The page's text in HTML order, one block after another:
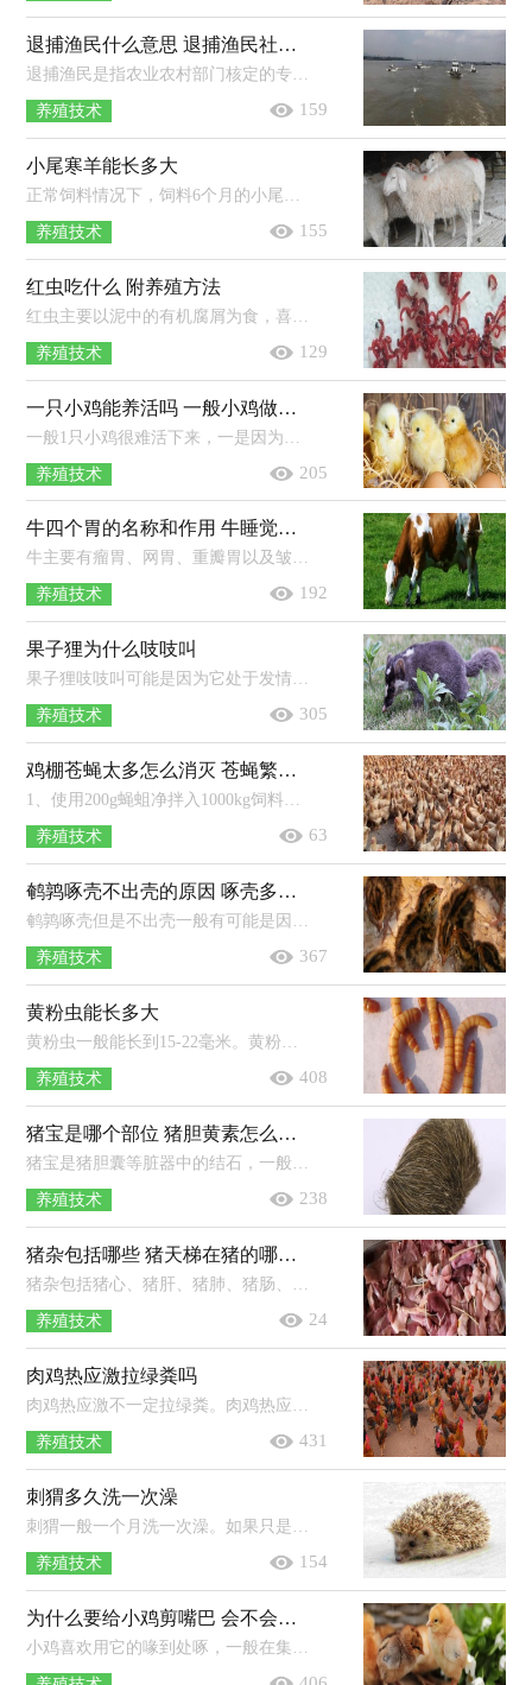
退捕渔民什么意思 退捕渔民社会保障实施办法
养殖技术 159
小尾寒羊能长多大
养殖技术 155
红虫吃什么 附养殖方法
养殖技术 129
一只小鸡能养活吗 一般小鸡做几次疫苗
养殖技术 205
牛四个胃的名称和作用 牛睡觉是怎么睡的
牛主要有瘤胃、网胃、重瓣胃以及皱胃这4个胃，每个胃的作用也各有不同，瘤胃是反刍动物特有的消化器官，一般牛绝大部分所食入的饲料都...
养殖技术 192
果子狸为什么吱吱叫
果子狸吱吱叫可能是因为它处于发情期。雌性果子狸发情后一般会表现得烦躁不安，较为活跃，排尿较为频繁，晚上会不停的发出叫唤的声音，有...
养殖技术 305
鸡棚苍蝇太多怎么消灭 苍蝇繁殖的快不快
1、使用200g蝇蛆净拌入1000kg饲料中，混合均匀后饲喂，连续喂服4-6周，然后停药3-6周，接着继续饲喂4-6周。2、鸡舍内悬挂灭蝇灯，诱杀苍蝇...
养殖技术 63
鹌鹑啄壳不出壳的原因 啄壳多久可以出来
鹌鹑啄壳但是不出壳一般有可能是因为湿度不够所导致的，因此在刚开始孵化时可以把相对湿度保持在60%，在出雏前1-2天适当的喷水将相对...
养殖技术 367
黄粉虫能长多大
黄粉虫一般能长到15-22毫米。黄粉虫是一种群居性昆虫，幼虫群居时虫体运动会互相摩擦，可促进血液循环及消化食物，增强活动能力，成虫后...
养殖技术 408
猪宝是哪个部位 猪胆黄素怎么来提炼
猪宝是猪胆囊等脏器中的结石，一般很少能在猪的体内发现。猪宝里面的猪砂也叫猪辰砂，其外形如同豆粒，或呈粉末状，外观颜色一般呈粉红色...
养殖技术 238
猪杂包括哪些 猪天梯在猪的哪个部位
猪杂包括猪心、猪肝、猪肺、猪肠、猪腰等。清洗方法：先用清水洗净，再放少许小苏打于水中，浸泡一段时间，期间可进行搅拌；搅拌后再用清水...
养殖技术 24
肉鸡热应激拉绿粪吗
养殖技术 431
刺猬多久洗一次澡
养殖技术 154
为什么要给小鸡剪嘴巴 会不会影响进食